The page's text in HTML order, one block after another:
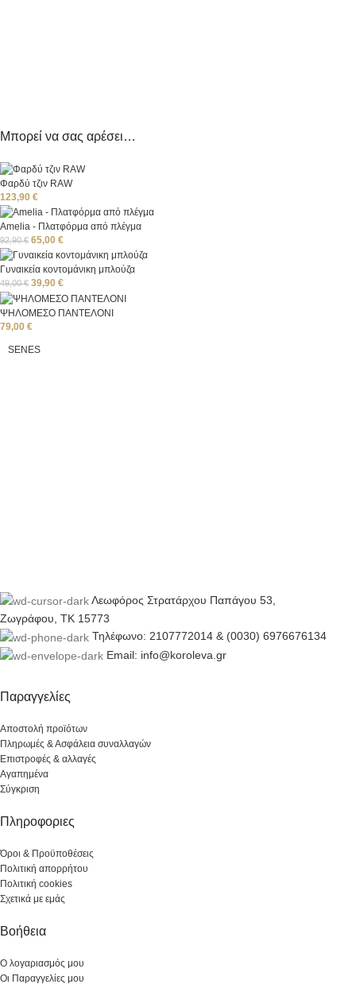
Μπορεί να σας αρέσει…
Φαρδύ τζιν RAW
123,90 €
Amelia - Πλατφόρμα από πλέγμα
92,90€ 65,00 €
Γυναικεία κοντομάνικη μπλούζα
49,00€ 39,90 €
ΨΗΛΟΜΕΣΟ ΠΑΝΤΕΛΟΝΙ
79,00 €
SENES
Λεωφόρος Στρατάρχου Παπάγου 53,
Ζωγράφου, ΤΚ 15773
Τηλέφωνο: 2107772014 & (0030) 6976676134
Email: info@koroleva.gr
Παραγγελίες
Αποστολή προϊότων
Πληρωμές & Ασφάλεια συναλλαγών
Επιστροφές & αλλαγές
Αγαπημένα
Σύγκριση
Πληροφοριες
Όροι & Προϋποθέσεις
Πολιτική απορρήτου
Πολιτική cookies
Σχετικά με εμάς
Βοήθεια
Ο λογαριασμός μου
Οι Παραγγελίες μου